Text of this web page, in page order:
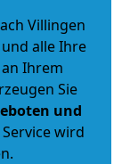
Villingen
alle Ihre
Ihrem
Sie
und
wird